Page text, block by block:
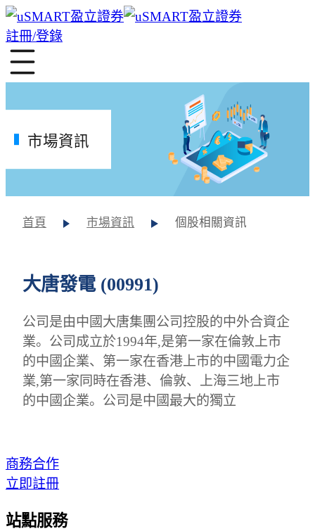
註冊/登錄
市場資訊
首頁 市場資訊 個股相關資訊
大唐發電 (00991)
公司是由中國大唐集團公司控股的中外合資企
業。公司成立於1994年,是第一家在倫敦上市
的中國企業、第一家在香港上市的中國電力企
業,第一家同時在香港、倫敦、上海三地上市
的中國企業。公司是中國最大的獨立
商務合作
立即註冊
站點服務